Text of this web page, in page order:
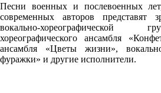
Песни военных и послевоенных
современных авторов представят
вокально-хореографической
хореографического ансамбля
ансамбля «Цветы жизни»,
фуражки» и другие исполнители.